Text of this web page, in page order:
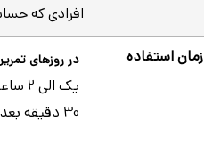
افرادی که
زمان استفاده در روزهای
یک الی 2 ساعت پیش از ورزش
30 دقیقه بعد از ورزش